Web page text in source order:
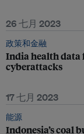
26 七月 2023
政策和金融
India health data
cyberattacks
17 七月 2023
能源
Indonesia’s coal